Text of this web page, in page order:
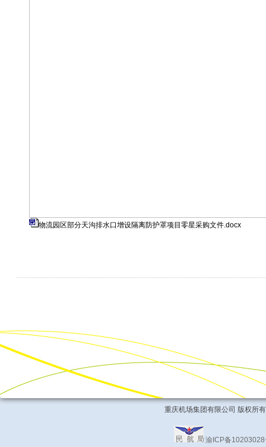
物流园区部分天沟排水口增设隔离防护罩项目零星采购文件.docx
重庆机场集团有限公司 版权所
渝ICP备10203028